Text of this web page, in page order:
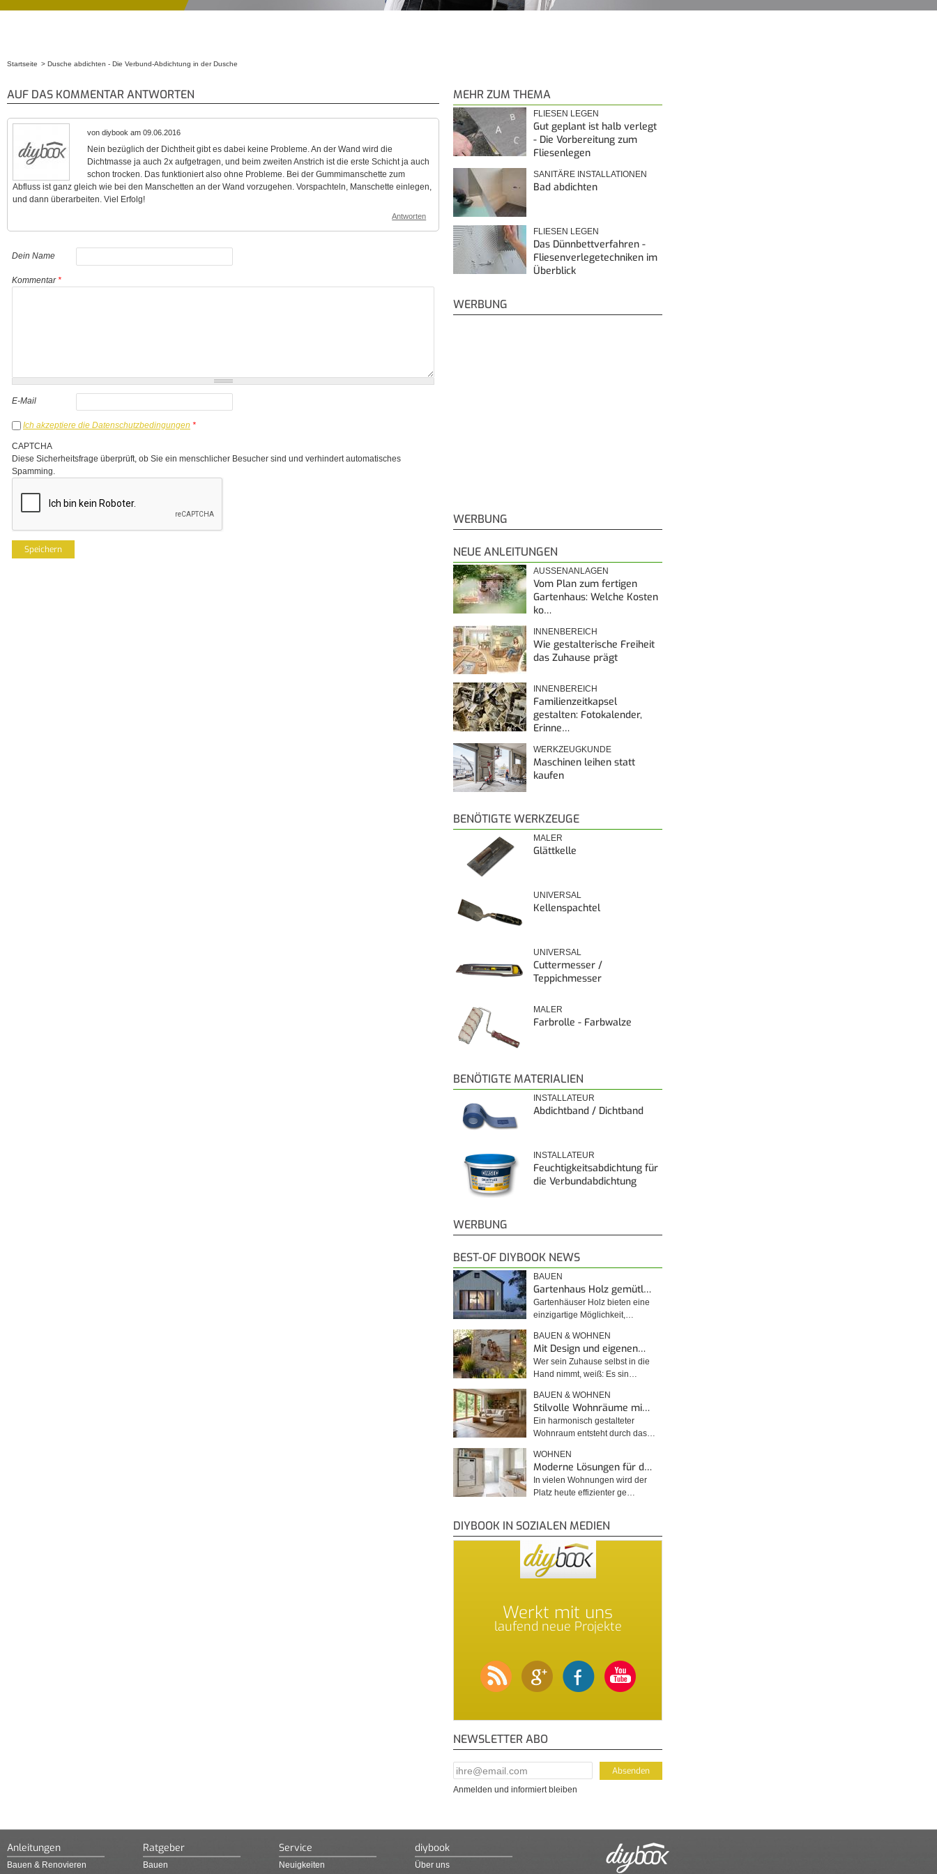
Startseite Dusche abdichten - Die Verbund-Abdichtung in der Dusche
AUF DAS KOMMENTAR ANTWORTEN
von diybook am 09.06.2016
Nein bezüglich der Dichtheit gibt es dabei keine Probleme. An der Wand wird die
Dichtmasse ja auch 2x aufgetragen, und beim zweiten Anstrich ist die erste Schicht ja auch
schon trocken. Das funktioniert also ohne Probleme. Bei der Gummimanschette zum
Abfluss ist ganz gleich wie bei den Manschetten an der Wand vorzugehen. Vorspachteln, Manschette einlegen,
und dann überarbeiten. Viel Erfolg!
Antworten
Dein Name
Kommentar*
E-Mail
Ich akzeptiere die Datenschutzbedingungen *
CAPTCHA
Diese Sicherheitsfrage überprüft, ob Sie ein menschlicher Besucher sind und verhindert automatisches
Spamming.
MEHR ZUM THEMA
FLIESEN LEGEN
Gut geplant ist halb verlegt
- Die Vorbereitung zum
Fliesenlegen
SANITÄRE INSTALLATIONEN
Bad abdichten
FLIESEN LEGEN
Das Dünnbettverfahren -
Fliesenverlegetechniken im
Überblick
WERBUNG
WERBUNG
NEUE ANLEITUNGEN
AUSSENANLAGEN
Vom Plan zum fertigen
Gartenhaus: Welche Kosten
ko…
INNENBEREICH
Wie gestalterische Freiheit
das Zuhause prägt
INNENBEREICH
Familienzeitkapsel
gestalten: Fotokalender,
Erinne…
WERKZEUGKUNDE
Maschinen leihen statt
kaufen
BENÖTIGTE WERKZEUGE
MALER
Glättkelle
UNIVERSAL
Kellenspachtel
UNIVERSAL
Cuttermesser /
Teppichmesser
MALER
Farbrolle - Farbwalze
BENÖTIGTE MATERIALIEN
INSTALLATEUR
Abdichtband / Dichtband
INSTALLATEUR
Feuchtigkeitsabdichtung für
die Verbundabdichtung
WERBUNG
BEST-OF DIYBOOK NEWS
BAUEN
Gartenhaus Holz gemütl…
Gartenhäuser Holz bieten eine
einzigartige Möglichkeit,…
BAUEN & WOHNEN
Mit Design und eigenen…
Wer sein Zuhause selbst in die
Hand nimmt, weiß: Es sin…
BAUEN & WOHNEN
Stilvolle Wohnräume mi…
Ein harmonisch gestalteter
Wohnraum entsteht durch das…
WOHNEN
Moderne Lösungen für d…
In vielen Wohnungen wird der
Platz heute effizienter ge…
DIYBOOK IN SOZIALEN MEDIEN
Werkt mit uns
laufend neue Projekte
NEWSLETTER ABO
E-Mail Addresse*
Anmelden und informiert bleiben
Anleitungen
Bauen & Renovieren
Ratgeber
Bauen
Service
Neuigkeiten
diybook
Über uns